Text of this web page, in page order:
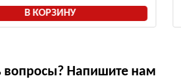
В КОРЗИНУ
вопросы? Напишите нам